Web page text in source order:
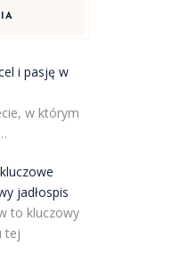
i pasję w
w którym
jadłospis
to kluczowy
tej